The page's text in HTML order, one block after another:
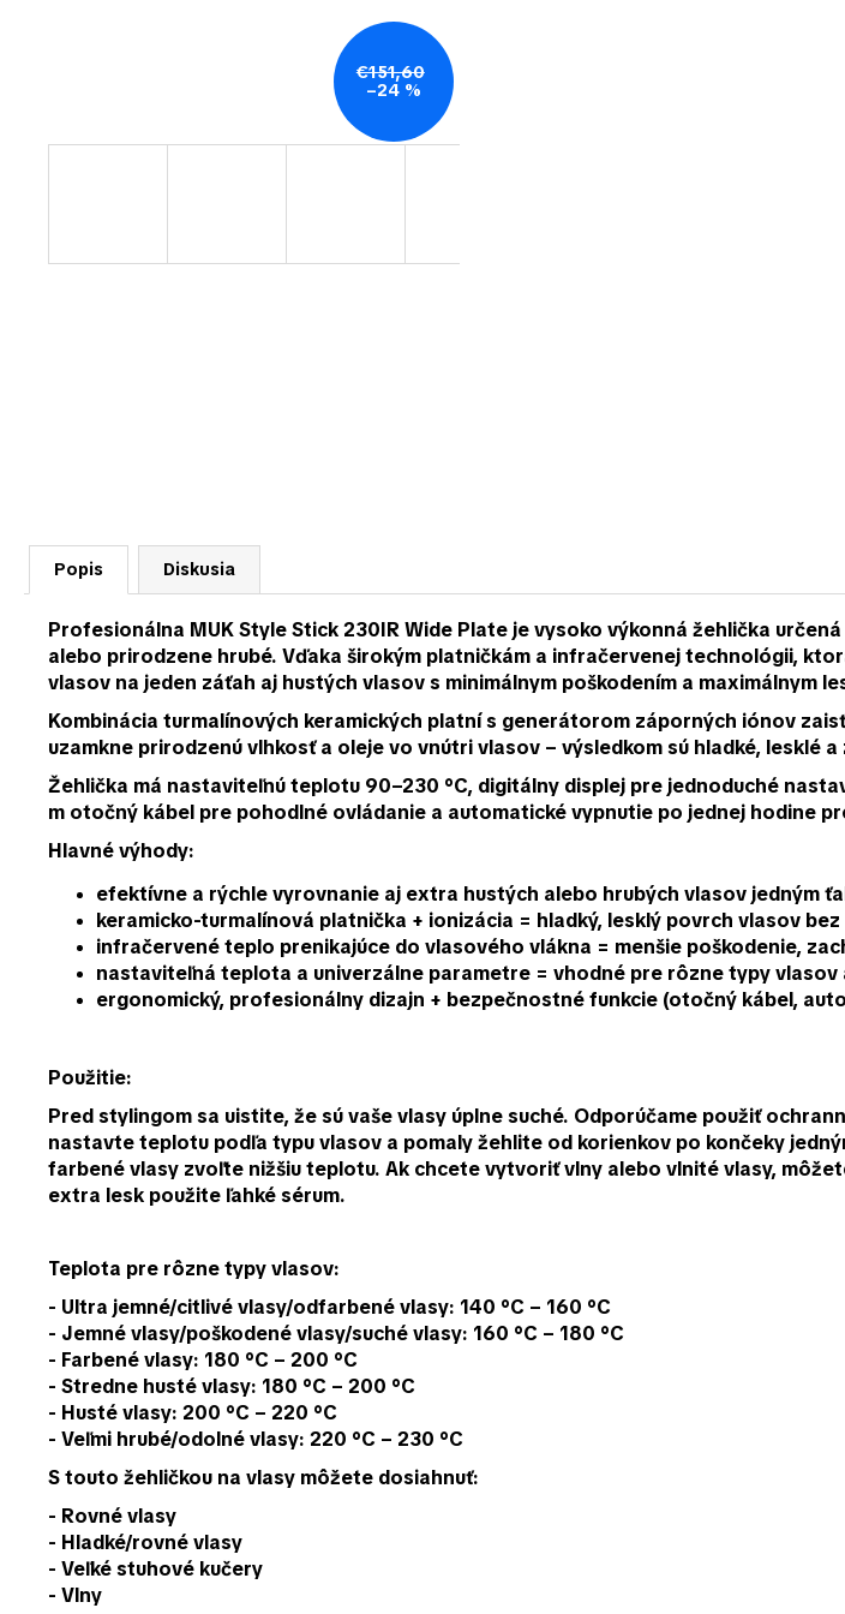
€151,60
–24 %
Popis Diskusia
Profesionálna MUK Style Stick 230IR Wide Plateje vysoko výkonná žehlička
alebo prirodzene hrubé. Vďaka širokým platničkám a infračervenej technológii,
vlasov na jeden záťah aj hustých vlasov s minimálnym poškodením a maximálnym
Kombinácia turmalínových keramických platní s generátorom záporných iónov
uzamkne prirodzenú vlhkosť a oleje vo vnútri vlasov – výsledkom sú hladké, lesklé
Žehlička má nastaviteľnú teplotu 90–230 °C, digitálny displej pre jednoduché
m otočný kábel pre pohodlné ovládanie a automatické vypnutie po jednej hodine
Hlavné výhody:
efektívne a rýchle vyrovnanie aj extra hustých alebo hrubých vlasov jedným
keramicko-turmalínová platnička + ionizácia = hladký, lesklý povrch vlasov
infračervené teplo prenikajúce do vlasového vlákna = menšie poškodenie,
nastaviteľná teplota a univerzálne parametre = vhodné pre rôzne typy
ergonomický, profesionálny dizajn + bezpečnostné funkcie (otočný kábel,
Použitie:
Pred stylingom sa uistite, že sú vaše vlasy úplne suché. Odporúčame použiť
nastavte teplotu podľa typu vlasov a pomaly žehlite od korienkov po končeky
farbené vlasy zvoľte nižšiu teplotu. Ak chcete vytvoriť vlny alebo vlnité vlasy,
extra lesk použite ľahké sérum.
Teplota pre rôzne typy vlasov:
- Ultra jemné/citlivé vlasy/odfarbené vlasy: 140 °C – 160 °C
- Jemné vlasy/poškodené vlasy/suché vlasy: 160 °C – 180 °C
- Farbené vlasy: 180 °C – 200 °C
- Stredne husté vlasy: 180 °C – 200 °C
- Husté vlasy: 200 °C – 220 °C
- Veľmi hrubé/odolné vlasy: 220 °C – 230 °C
S touto žehličkou na vlasy môžete dosiahnuť:
- Rovné vlasy
- Hladké/rovné vlasy
- Veľké stuhové kučery
- Vlny